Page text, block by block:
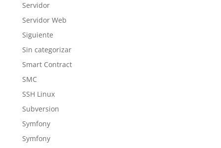
Servidor
Servidor Web
Siguiente
Sin categorizar
Smart Contract
SMC
SSH Linux
Subversion
Symfony
Symfony